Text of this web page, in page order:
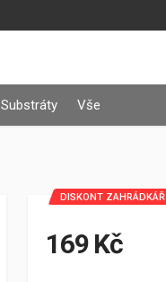
Substráty Vše
DISKONT ZAHRÁDKÁŘ
169 Kč